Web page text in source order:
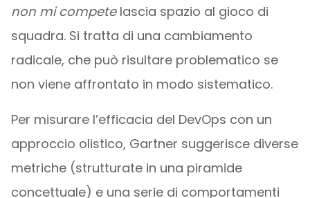
non mi competelascia spazio al gioco di
squadra. Si tratta di una cambiamento
radicale, che può risultare problematico se
non viene affrontato in modo sistematico.
Per misurare l’efficacia del DevOps con un
approccio olistico, Gartner suggerisce diverse
metriche (strutturate in una piramide
concettuale) e una serie di comportamenti